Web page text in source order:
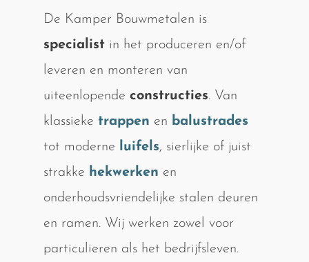
De Kamper Bouwmetalen is
specialistin het produceren en/of
leveren en monteren van
uiteenlopende constructies. Van
klassieke trappen en balustrades
tot moderne luifels, sierlijke of juist
strakke hekwerken en
onderhoudsvriendelijke stalen deuren
en ramen. Wij werken zowel voor
particulieren als het bedrijfsleven.